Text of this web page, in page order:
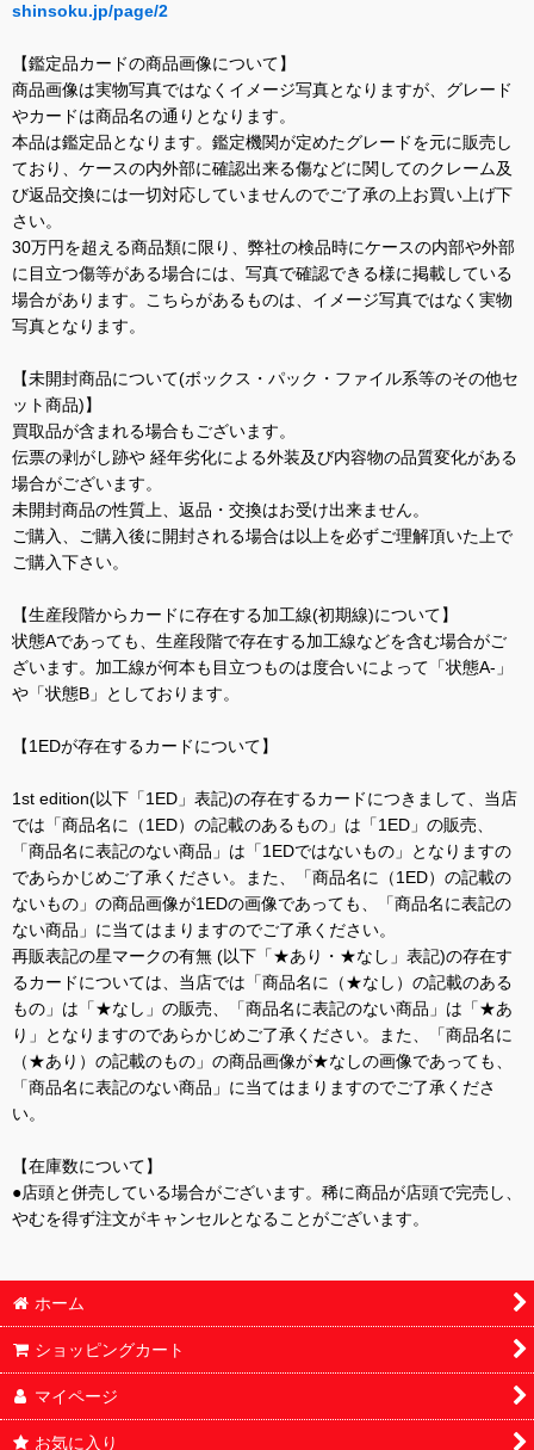
shinsoku.jp/page/2
【鑑定品カードの商品画像について】
商品画像は実物写真ではなくイメージ写真となりますが、グレード
やカードは商品名の通りとなります。
本品は鑑定品となります。鑑定機関が定めたグレードを元に販売し
ており、ケースの内外部に確認出来る傷などに関してのクレーム及
び返品交換には一切対応していませんのでご了承の上お買い上げ下
さい。
30万円を超える商品類に限り、弊社の検品時にケースの内部や外部
に目立つ傷等がある場合には、写真で確認できる様に掲載している
場合があります。こちらがあるものは、イメージ写真ではなく実物
写真となります。
【未開封商品について(ボックス・パック・ファイル系等のその他セ
ット商品)】
買取品が含まれる場合もございます。
伝票の剥がし跡や 経年劣化による外装及び内容物の品質変化がある
場合がございます。
未開封商品の性質上、返品・交換はお受け出来ません。
ご購入、ご購入後に開封される場合は以上を必ずご理解頂いた上で
ご購入下さい。
【生産段階からカードに存在する加工線(初期線)について】
状態Aであっても、生産段階で存在する加工線などを含む場合がご
ざいます。加工線が何本も目立つものは度合いによって「状態A-」
や「状態B」としております。
【1EDが存在するカードについて】
1st edition(以下「1ED」表記)の存在するカードにつきまして、当店
では「商品名に（1ED）の記載のあるもの」は「1ED」の販売、
「商品名に表記のない商品」は「1EDではないもの」となりますの
であらかじめご了承ください。また、「商品名に（1ED）の記載の
ないもの」の商品画像が1EDの画像であっても、「商品名に表記の
ない商品」に当てはまりますのでご了承ください。
再販表記の星マークの有無 (以下「★あり・★なし」表記)の存在す
るカードについては、当店では「商品名に（★なし）の記載のある
もの」は「★なし」の販売、「商品名に表記のない商品」は「★あ
り」となりますのであらかじめご了承ください。また、「商品名に
（★あり）の記載のもの」の商品画像が★なしの画像であっても、
「商品名に表記のない商品」に当てはまりますのでご了承くださ
い。
【在庫数について】
●店頭と併売している場合がございます。稀に商品が店頭で完売し、
やむを得ず注文がキャンセルとなることがございます。
ホーム
ショッピングカート
マイページ
お気に入り